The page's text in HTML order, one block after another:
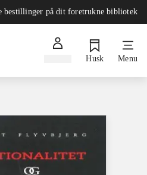
bestillinger på dit foretrukne bibliotek
Husk Menu